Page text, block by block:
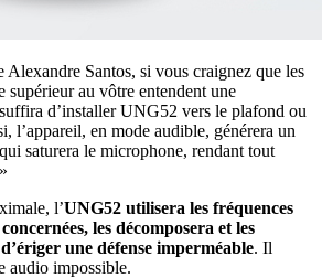
Alexandre Santos, si vous craignez que les
supérieur au vôtre entendent une
d’installer UNG52 vers le plafond ou
l’appareil, en mode audible, générera un
saturera le microphone, rendant tout
l’UNG52 utilisera les fréquences
les décomposera et les
une défense imperméable. Il
audio impossible.